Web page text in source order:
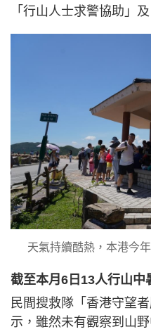
「行山人士求警協助」
天氣持續酷熱，本港今
截至本月6日13人行山中
民間搜救隊「香港守望
示，雖然未有觀察到山